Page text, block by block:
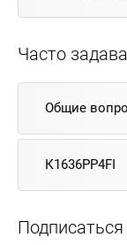
Часто
Общие
К1636РР4FI